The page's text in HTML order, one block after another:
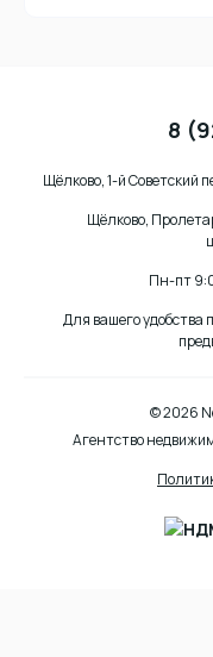
8
Щёлково, 1-й Советский
Щёлково,
Пн-пт
Для вашего удобства
© 2026
Агентство